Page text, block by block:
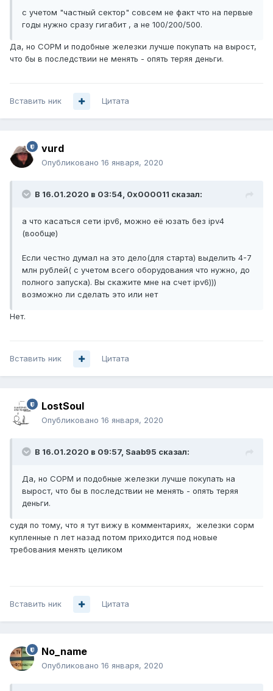
с учетом "частный сектор" совсем не факт что на первые
годы нужно сразу гигабит , а не 100/200/500.
Да, но СОРМ и подобные железки лучше покупать на вырост,
что бы в последствии не менять - опять теряя деньги.
Вставить ник Цитата
vurd
Опубликовано 16 января, 2020
В 16.01.2020 в 03:54, 0x000011 сказал:
а что касаться сети ipv6, можно её юзать без ipv4
(вообще)
Если честно думал на это дело(для старта) выделить 4-7
млн рублей( с учетом всего оборудования что нужно, до
полного запуска). Вы скажите мне на счет ipv6)))
возможно ли сделать это или нет
Нет.
Вставить ник Цитата
LostSoul
Опубликовано 16 января, 2020
В 16.01.2020 в 09:57, Saab95 сказал:
Да, но СОРМ и подобные железки лучше покупать на
вырост, что бы в последствии не менять - опять теряя
деньги.
судя по тому, что я тут вижу в комментариях, железки сорм
купленные n лет назад потом приходится под новые
требования менять целиком
Вставить ник Цитата
No_name
Опубликовано 16 января, 2020